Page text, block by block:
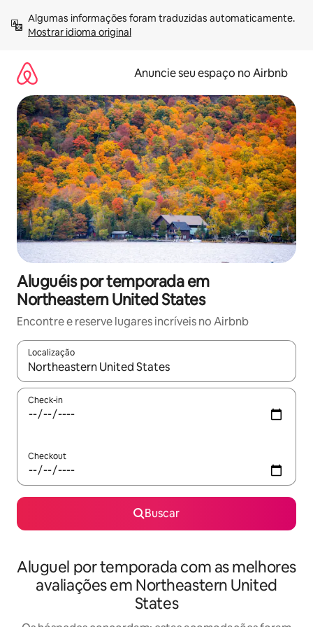
para
Mostrar idioma original
Anuncie seu espaço no Airbnb
Aluguéis por temporada em
Northeastern United States
Encontre e reserve lugares incríveis no Airbnb
Localização
Quando os resultados estiverem disponíveis, explore-os
Check-in
Checkout
Buscar
Aluguel por temporada com as melhores
avaliações em Northeastern United
States